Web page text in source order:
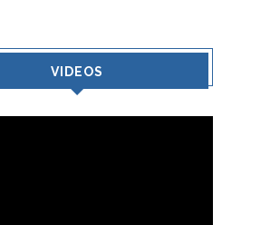
VIDEOS